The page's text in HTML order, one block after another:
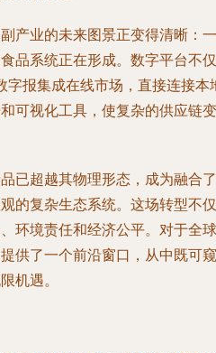
产业的未来图景正变得清晰：一
品系统正在形成。数字平台不仅
报集成在线市场，直接连接本
可视化工具，使复杂的供应链变
已超越其物理形态，成为融合了
的复杂生态系统。这场转型不仅
环境责任和经济公平。对于全球
供了一个前沿窗口，从中既可窥
机遇。